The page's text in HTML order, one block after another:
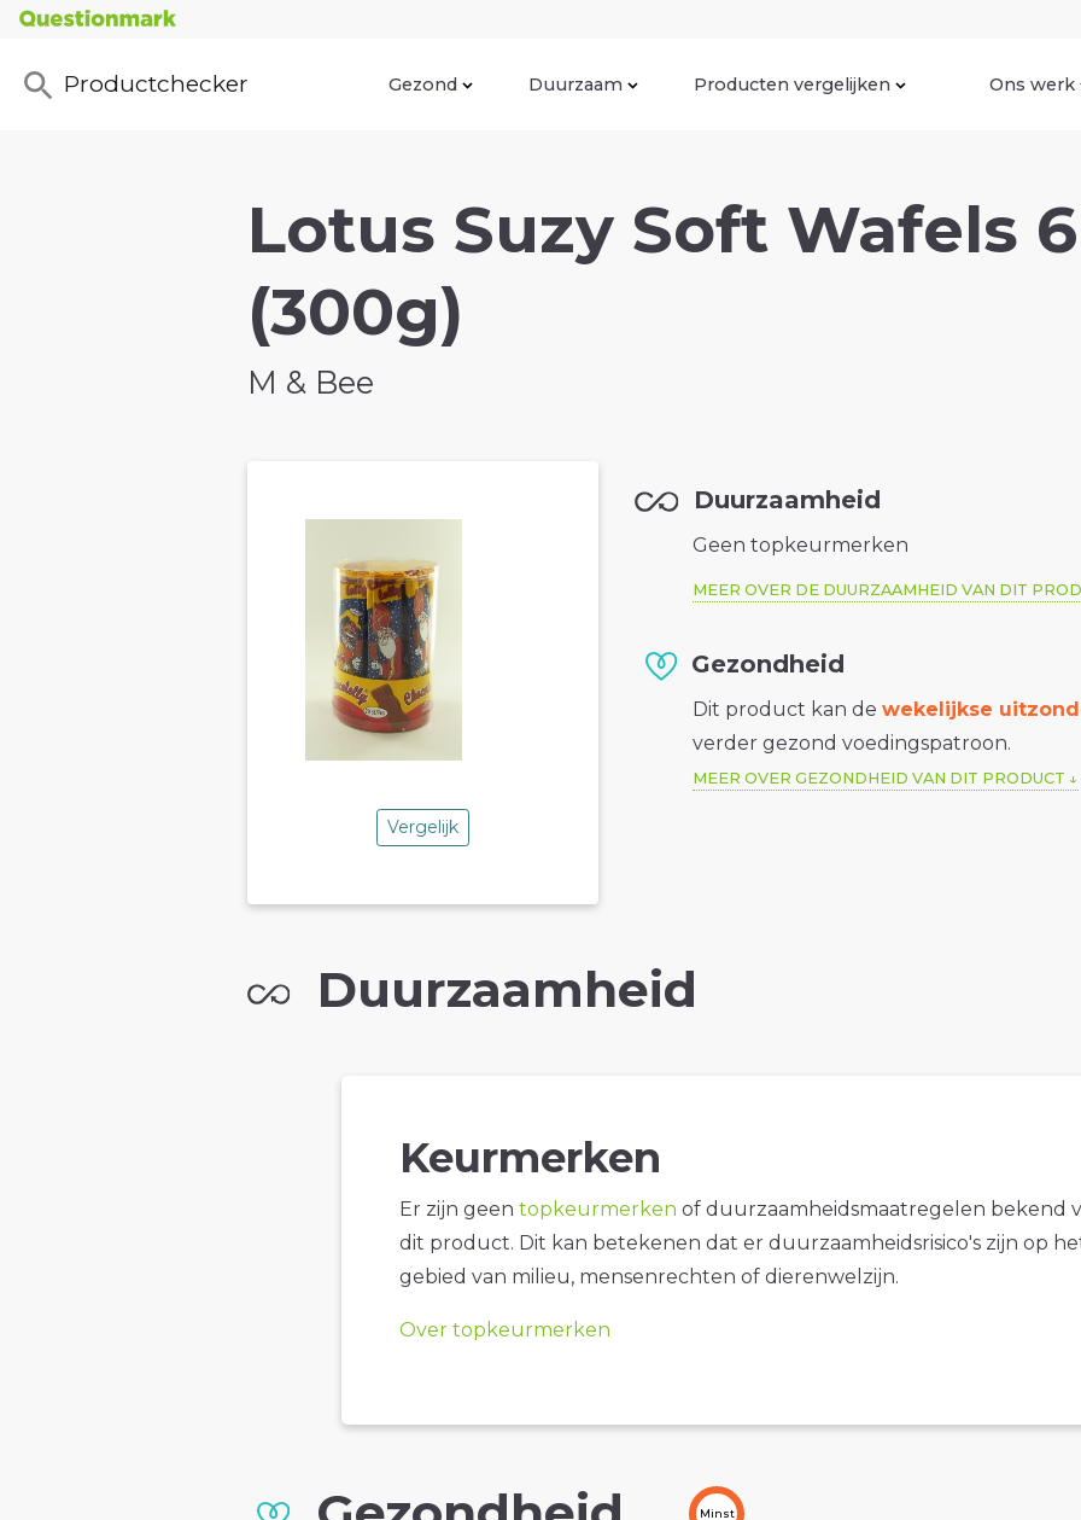
Productchecker Gezond Duurzaam Producten vergelijken Ons werk
Lotus Suzy Soft Wafels
(300g)
M & Bee
Vergelijk
Duurzaamheid
Geen topkeurmerken
MEER OVER DE DUURZAAMHEID VAN DIT
Gezondheid
Dit product kan dewekelijkse
verder gezond voedingspatroon.
MEER OVER GEZONDHEID VAN DIT PRODUCT
Duurzaamheid
Keurmerken
Er zijn geen topkeurmerken of duurzaamheidsmaatregelen bekend
dit product. Dit kan betekenen dat er duurzaamheidsrisico's zijn op
gebied van milieu, mensenrechten of dierenwelzijn.
Over topkeurmerken
Minst